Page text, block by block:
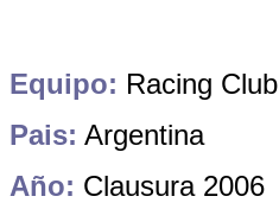
Equipo: Racing Club
Pais: Argentina
Año: Clausura 2006